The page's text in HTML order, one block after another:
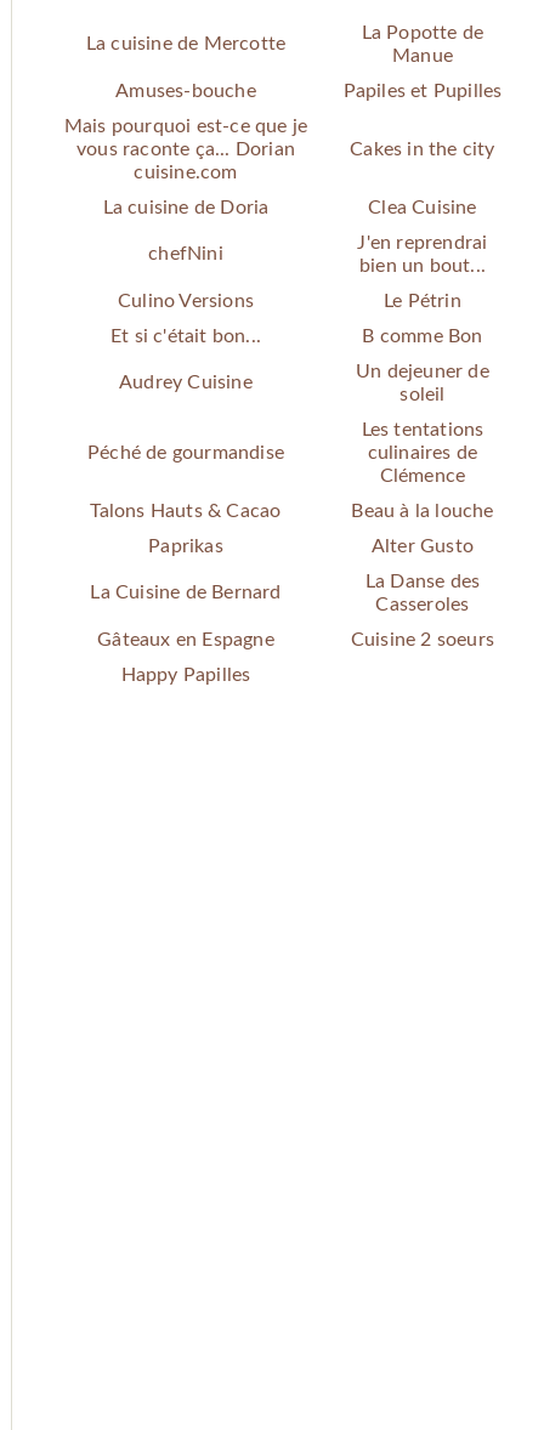
La cuisine de Mercotte
La Popotte de
Manue
Amuses-bouche
Papiles et Pupilles
Mais pourquoi est-ce que je
vous raconte ça... Dorian
cuisine.com
Cakes in the city
La cuisine de Doria Clea Cuisine
chefNini
J'en reprendrai
bien un bout...
Culino Versions
Le Pétrin
Et si c'était bon...
B comme Bon
Audrey Cuisine
Un dejeuner de
soleil
Péché de gourmandise
Les tentations
culinaires de
Clémence
Talons Hauts & Cacao
Beau à la louche
Paprikas
Alter Gusto
La Cuisine de Bernard
La Danse des
Casseroles
Gâteaux en Espagne
Cuisine 2 soeurs
Happy Papilles